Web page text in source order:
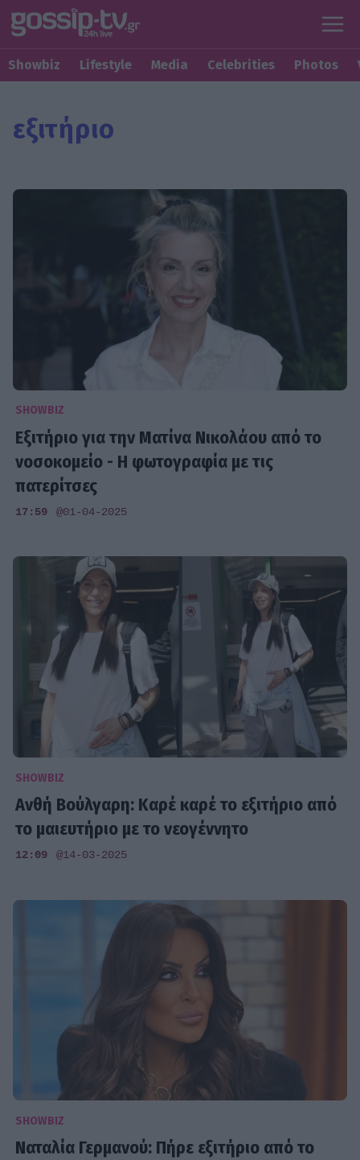
Showbiz Lifestyle Media Celebrities Photos
εξιτήριο
SHOWBIZ
Εξιτήριο για την Ματίνα Νικολάου από το
νοσοκομείο - Η φωτογραφία με τις
πατερίτσες
17:59 @01-04-2025
SHOWBIZ
Ανθή Βούλγαρη: Καρέ καρέ το εξιτήριο από
το μαιευτήριο με το νεογέννητο
12:09 @14-03-2025
SHOWBIZ
Ναταλία Γερμανού: Πήρε εξιτήριο από το